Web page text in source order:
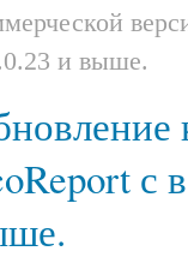
и выше.
с